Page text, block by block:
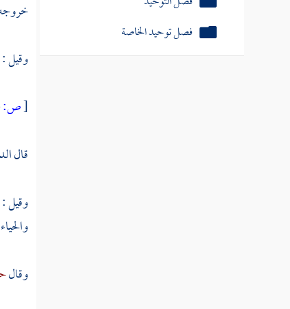
فصل توحيد الخاصة
وقيل
[ص:
قال
وقيل
وقال